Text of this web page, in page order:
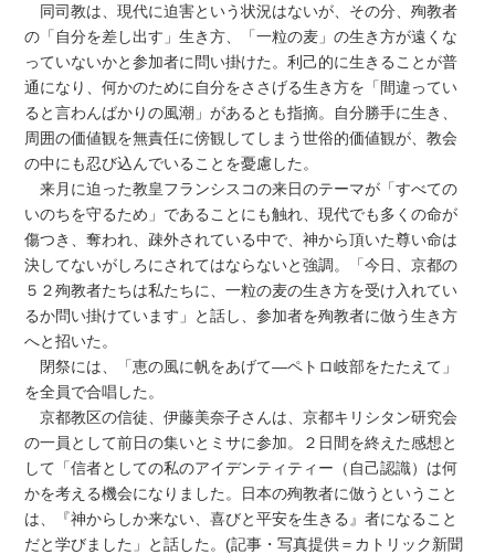
同司教は、現代に迫害という状況はないが、その分、殉教者
の「自分を差し出す」生き方、「一粒の麦」の生き方が遠くな
っていないかと参加者に問い掛けた。利己的に生きることが普
通になり、何かのために自分をささげる生き方を「間違ってい
ると言わんばかりの風潮」があるとも指摘。自分勝手に生き、
周囲の価値観を無責任に傍観してしまう世俗的価値観が、教会
の中にも忍び込んでいることを憂慮した。
来月に迫った教皇フランシスコの来日のテーマが「すべての
いのちを守るため」であることにも触れ、現代でも多くの命が
傷つき、奪われ、疎外されている中で、神から頂いた尊い命は
決してないがしろにされてはならないと強調。「今日、京都の
５２殉教者たちは私たちに、一粒の麦の生き方を受け入れてい
るか問い掛けています」と話し、参加者を殉教者に倣う生き方
へと招いた。
閉祭には、「恵の風に帆をあげて―ペトロ岐部をたたえて」
を全員で合唱した。
京都教区の信徒、伊藤美奈子さんは、京都キリシタン研究会
の一員として前日の集いとミサに参加。２日間を終えた感想と
して「信者としての私のアイデンティティー（自己認識）は何
かを考える機会になりました。日本の殉教者に倣うということ
は、『神からしか来ない、喜びと平安を生きる』者になること
だと学びました」と話した。(記事・写真提供＝カトリック新聞